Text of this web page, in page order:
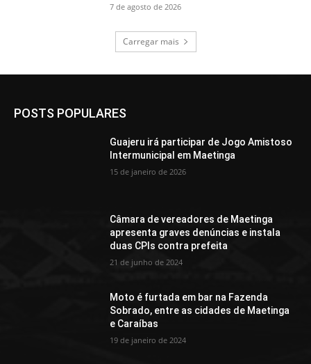
7 de agosto de 2026
Carregar mais
POSTS POPULARES
Guajeru irá participar de Jogo Amistoso
Intermunicipal em Maetinga
15 de janeiro de 2026
Câmara de vereadores de Maetinga
apresenta graves denúncias e instala
duas CPIs contra prefeita
21 de junho de 2024
Moto é furtada em bar na Fazenda
Sobrado, entre as cidades de Maetinga
e Caraíbas
19 de janeiro de 2024